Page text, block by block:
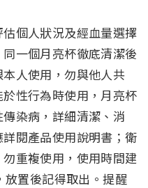
個人狀況及經血量選擇
一個月亮杯徹底清潔後
人使用，勿與他人共
性行為時使用，月亮杯
染病，詳細清潔、消
閱產品使用說明書；衛
重複使用，使用時間建
放置後記得取出。提醒